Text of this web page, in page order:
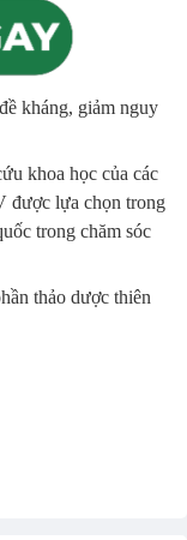
kháng, giảm nguy
khoa học của các
được lựa chọn trong
trong chăm sóc
thảo dược thiên